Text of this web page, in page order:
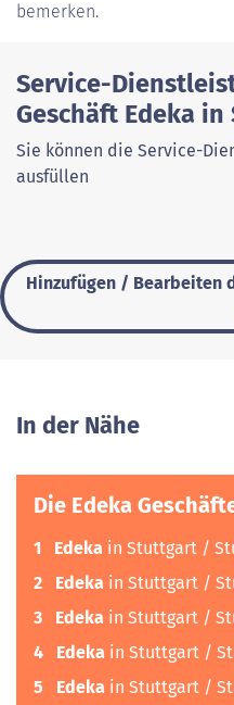
bemerken.
Service-
Geschäft Edeka
Sie können die Service-
ausfüllen
Hinzufügen / Bearbeiten
In der Nähe
Die Edeka
1 Edeka in Stuttgart /
2 Edeka in Stuttgart /
3 Edeka in Stuttgart /
4 Edeka in Stuttgart /
5 Edeka in Stuttgart /